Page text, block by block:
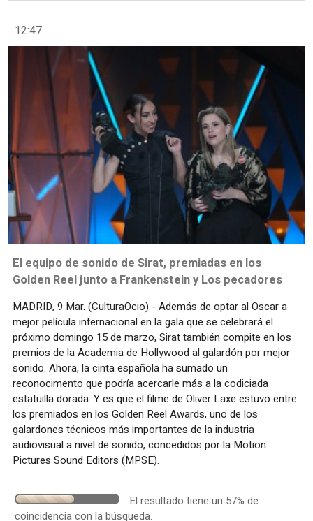
12:47
El equipo de sonido de Sirat, premiadas en los
Golden Reel junto a Frankenstein y Los pecadores
MADRID, 9 Mar. (CulturaOcio) - Además de optar al Oscar a
mejor película internacional en la gala que se celebrará el
próximo domingo 15 de marzo, Sirat también compite en los
premios de la Academia de Hollywood al galardón por mejor
sonido. Ahora, la cinta española ha sumado un
reconocimento que podría acercarle más a la codiciada
estatuilla dorada. Y es que el filme de Oliver Laxe estuvo entre
los premiados en los Golden Reel Awards, uno de los
galardones técnicos más importantes de la industria
audiovisual a nivel de sonido, concedidos por la Motion
Pictures Sound Editors (MPSE).
El resultado tiene un 57% de
coincidencia con la búsqueda.